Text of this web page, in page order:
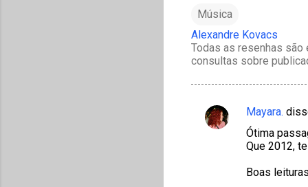
Música
Alexandre Kovacs
Todas as resenhas são
consultas sobre
C
Mayara.
Ótima
Que 2012,
Boas